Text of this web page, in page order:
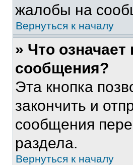
жалобы на
Вернуться к началу
» Что
сообщения?
Эта кнопка
закончить и
сообщения
раздела.
Вернуться к началу